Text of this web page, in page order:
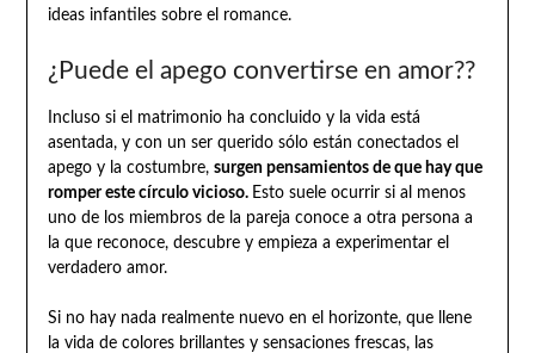
ideas infantiles sobre el romance.
¿Puede el apego convertirse en amor??
Incluso si el matrimonio ha concluido y la vida está
asentada, y con un ser querido sólo están conectados el
apego y la costumbre, surgen pensamientos de que hay que
romper este círculo vicioso. Esto suele ocurrir si al menos
uno de los miembros de la pareja conoce a otra persona a
la que reconoce, descubre y empieza a experimentar el
verdadero amor.
Si no hay nada realmente nuevo en el horizonte, que llene
la vida de colores brillantes y sensaciones frescas, las